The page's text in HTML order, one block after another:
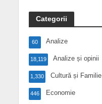
Categorii
Analize
60
Analize și opinii
18,119
Cultură și Familie
1,330
Economie
446